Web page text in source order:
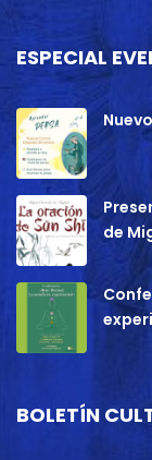
ESPECIAL
de
BOLETÍN